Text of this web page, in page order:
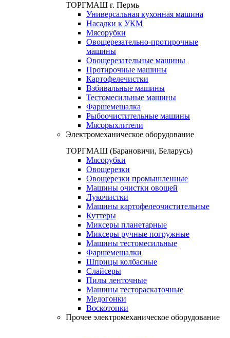
ТОРГМАШ г. Пермь
Универсальная кухонная машина
Насадки к УКМ
Мясорубки
Овощерезательно-протирочные
машины
Овощерезательные машины
Протирочные машины
Картофелечистки
Взбивальные машины
Тестомесильные машины
Фаршемешалка
Рыбоочистительные машины
Мясорыхлители
Электромеханическое оборудование
ТОРГМАШ (Барановичи, Беларусь)
Мясорубки
Овощерезки
Овощерезки промышленные
Машины очистки овощей
Лукочистки
Машины картофелеочистительные
Куттеры
Миксеры планетарные
Миксеры ручные погружные
Машины тестомесильные
Фаршемешалки
Шприцы колбасные
Слайсеры
Пилы ленточные
Машины тестораскаточные
Медогонки
Воскотопки
Прочее электромеханическое оборудование